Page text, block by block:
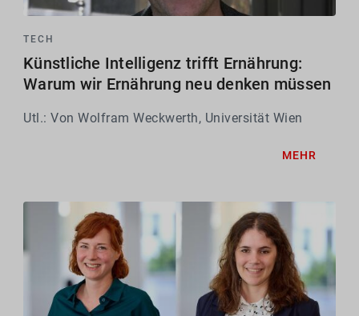
TECH
Künstliche Intelligenz trifft Ernährung:
Warum wir Ernährung neu denken müssen
Utl.: Von Wolfram Weckwerth, Universität Wien
MEHR